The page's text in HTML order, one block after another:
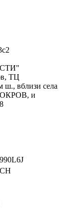
ТЦ
вблизи села
и